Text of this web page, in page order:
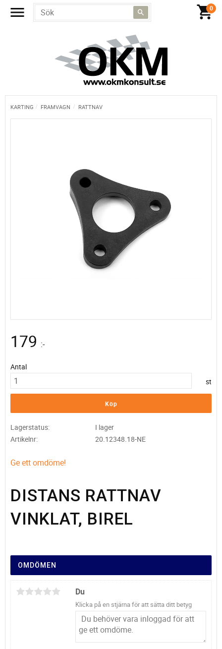
KARTING FRAMVAGN RATTNAV
179 :-
Antal
st
Köp
Lagerstatus
I lager
Artikelnr
20.12348.18-NE
Ge ett omdöme!
DISTANS RATTNAV
VINKLAT, BIREL
OMDÖMEN
Du
Klicka på en stjärna för att sätta ditt betyg